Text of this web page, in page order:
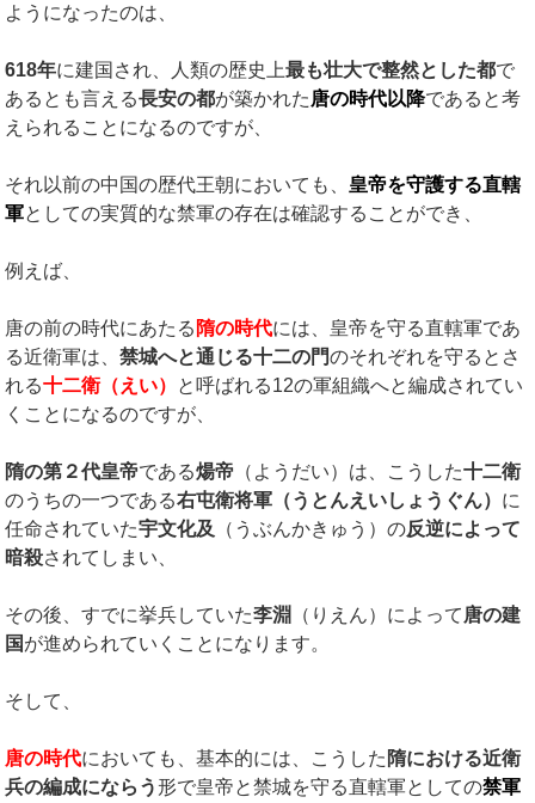
ようになったのは、
618年に建国され、人類の歴史上最も壮大で整然とした都で
あるとも言える長安の都が築かれた 唐の時代以降であると考
えられることになるのですが、
それ以前の中国の歴代王朝においても、 皇帝を守護する直轄
軍としての実質的な禁軍の存在は確認することができ、
例えば、
唐の前の時代にあたる 隋の時代には、皇帝を守る直轄軍であ
る近衛軍は、禁城へと通じる十二の門のそれぞれを守るとさ
れる十二衛（えい） と呼ばれる12の軍組織へと編成されてい
くことになるのですが、
隋の第２代皇帝である煬帝 （ようだい）は、こうした十二衛
のうちの一つである右屯衛将軍（うとんえいしょうぐん） に
任命されていた宇文化及 （うぶんかきゅう）の反逆によって
暗殺されてしまい、
その後、すでに挙兵していた李淵 （りえん）によって 唐の建
国が進められていくことになります。
そして、
唐の時代においても、基本的には、こうした 隋における近衛
兵の編成にならう形で皇帝と禁城を守る直轄軍としての禁軍